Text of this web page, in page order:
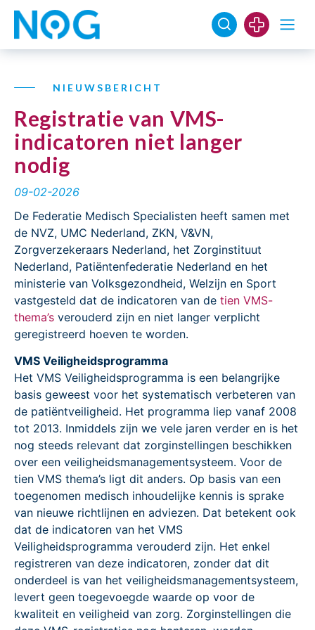
NIEUWSBERICHT
Registratie van VMS-
indicatoren niet langer
nodig
09-02-2026
De Federatie Medisch Specialisten heeft samen met
de NVZ, UMC Nederland, ZKN, V&VN,
Zorgverzekeraars Nederland, het Zorginstituut
Nederland, Patiëntenfederatie Nederland en het
ministerie van Volksgezondheid, Welzijn en Sport
vastgesteld dat de indicatoren van de tien VMS-
thema’s verouderd zijn en niet langer verplicht
geregistreerd hoeven te worden.
VMS Veiligheidsprogramma
Het VMS Veiligheidsprogramma is een belangrijke
basis geweest voor het systematisch verbeteren van
de patiëntveiligheid. Het programma liep vanaf 2008
tot 2013. Inmiddels zijn we vele jaren verder en is het
nog steeds relevant dat zorginstellingen beschikken
over een veiligheidsmanagementsysteem. Voor de
tien VMS thema’s ligt dit anders. Op basis van een
toegenomen medisch inhoudelijke kennis is sprake
van nieuwe richtlijnen en adviezen. Dat betekent ook
dat de indicatoren van het VMS
Veiligheidsprogramma verouderd zijn. Het enkel
registreren van deze indicatoren, zonder dat dit
onderdeel is van het veiligheidsmanagementsysteem,
levert geen toegevoegde waarde op voor de
kwaliteit en veiligheid van zorg. Zorginstellingen die